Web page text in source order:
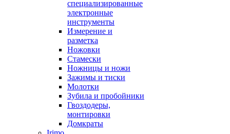
специализированные
электронные
инструменты
Измерение и
разметка
Ножовки
Стамески
Ножницы и ножи
Зажимы и тиски
Молотки
Зубила и пробойники
Гвоздодеры,
монтировки
Домкраты